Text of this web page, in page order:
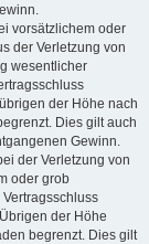
vorsätzlichem oder
der Verletzung von
wesentlicher
der Höhe nach
Dies gilt auch
Gewinn.
der Verletzung von
oder grob
der Höhe
begrenzt. Dies gilt